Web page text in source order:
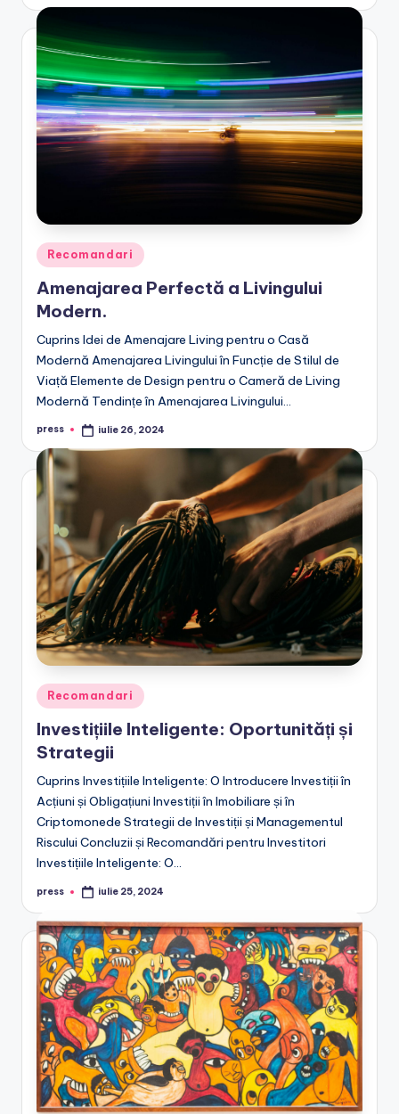
Posted
in
Recomandari
Amenajarea Perfectă a Livingului
Modern.
Cuprins Idei de Amenajare Living pentru o Casă
Modernă Amenajarea Livingului în Funcție de Stilul de
Viață Elemente de Design pentru o Cameră de Living
Modernă Tendințe în Amenajarea Livingului…
Posted
press iulie 26, 2024
Posted
in
Recomandari
Investițiile Inteligente: Oportunități și
Strategii
Cuprins Investițiile Inteligente: O Introducere Investiții în
Acțiuni și Obligațiuni Investiții în Imobiliare și în
Criptomonede Strategii de Investiții și Managementul
Riscului Concluzii și Recomandări pentru Investitori
Investițiile Inteligente: O…
Posted
press iulie 25, 2024